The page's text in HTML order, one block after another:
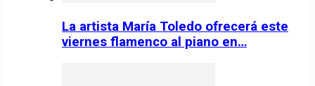
La artista María Toledo ofrecerá este
viernes flamenco al piano en…